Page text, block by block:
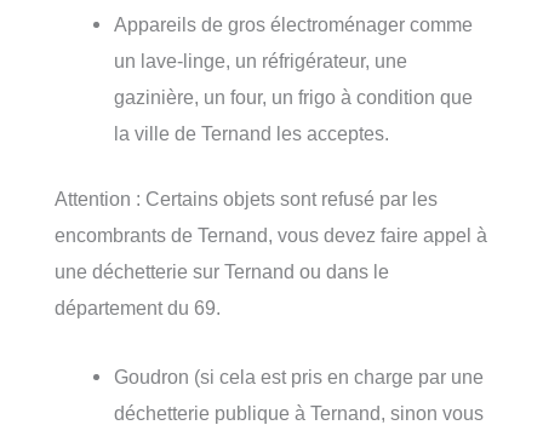
Appareils de gros électroménager comme
un lave-linge, un réfrigérateur, une
gazinière, un four, un frigo à condition que
la ville de Ternand les acceptes.
Attention : Certains objets sont refusé par les
encombrants de Ternand, vous devez faire appel à
une déchetterie sur Ternand ou dans le
département du 69.
Goudron (si cela est pris en charge par une
déchetterie publique à Ternand, sinon vous